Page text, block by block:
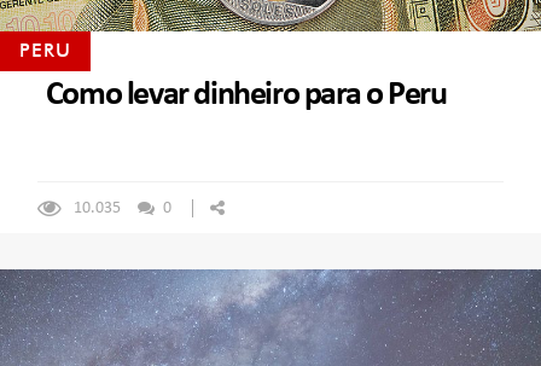
PERU
Como levar dinheiro para o Peru
10.035 0